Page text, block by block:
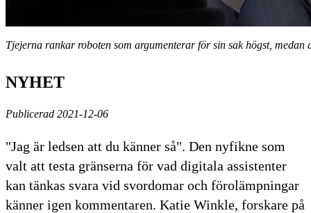
Tjejerna rankar roboten som argumenterar för sin sak högst,
NYHET
Publicerad 2021-12-06
"Jag är ledsen att du känner så". Den nyfikne som
valt att testa gränserna för vad digitala assistenter
kan tänkas svara vid svordomar och förolämpningar
känner igen kommentaren. Katie Winkle, forskare på